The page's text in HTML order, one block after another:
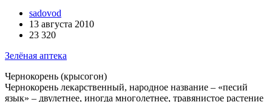
sadovod
13 августа 2010
23 320
Зелёная аптека
Чернокорень (крысогон)
Чернокорень лекарственный, народное название – «песий
язык» – двулетнее, иногда многолетнее, травянистое растение